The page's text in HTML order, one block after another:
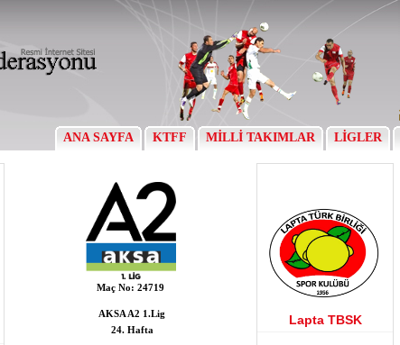
ANA SAYFA KTFF MİLLİ TAKIMLAR LİGLER
Maç No: 24719
AKSA A2 1.Lig
24. Hafta
Lapta TBSK